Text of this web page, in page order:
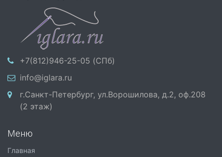
+7(812)946-25-05 (СПб)
info@iglara.ru
г.Санкт-Петербург, ул.Ворошилова, д.2, оф.208
(2 этаж)
Меню
Главная